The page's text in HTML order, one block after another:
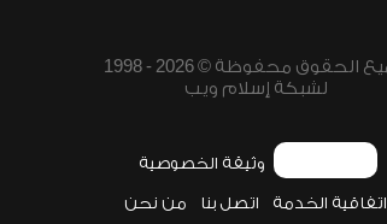
جميع الحقوق محفوظة © 2026 - 1998
لشبكة إسلام ويب
وثيقة الخصوصية
اتفاقية الخدمة اتصل بنا من نحن